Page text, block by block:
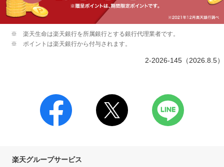
楽天生命は楽天銀行を所属銀行とする銀行代理業者です。
ポイントは楽天銀行から付与されます。
2-2026-145（2026.8.5）
楽天グループサービス